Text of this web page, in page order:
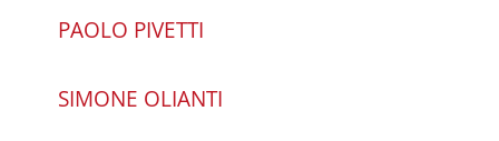
PAOLO PIVETTI
SIMONE OLIANTI